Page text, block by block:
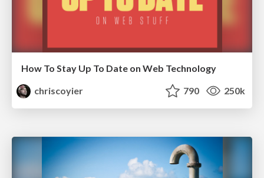
How To Stay Up To Date on Web Technology
chriscoyier
790 250k